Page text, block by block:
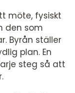
möte, fysiskt
den som
Byrån ställer
plan. En
steg så att